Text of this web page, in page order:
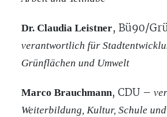
Dr. Claudia Leistner, Bü90/
verantwortlich für
Grünflächen und Umwelt
Marco Brauchmann, CDU –
Weiterbildung, Kultur, Schule